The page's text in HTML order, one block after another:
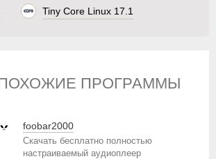
Tiny Core Linux 17.1
ПРОГРАММЫ
foobar2000
Скачать бесплатно полностью
настраиваемый аудиоплеер